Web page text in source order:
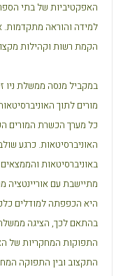
האפקטיביות של בתי
למידה והוראה מתקדמות.
הקמת רשות וקהילות
במקביל מנסה ממשלת ניו
מורים לתוך
כל מערך הכשרת המורים
האוניברסיטאות. כרגע
באוניברסיטאות
מתיישבת עם אוריינטציה
היא הכפפתה למודלים
בהתאם לכך, הציגה ממשלת
התפוקות המחקריות של
התקצוב ובין התפוקה